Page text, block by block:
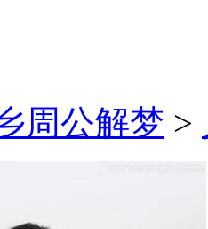
周公解梦 >